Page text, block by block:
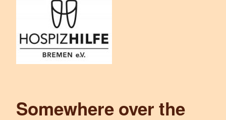
Somewhere over the